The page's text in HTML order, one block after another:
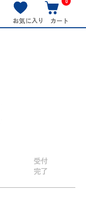
お気に入り カート
受付
完了